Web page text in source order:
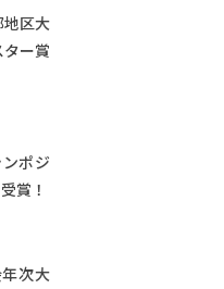
区大
ー賞
ポジ
賞！
次大